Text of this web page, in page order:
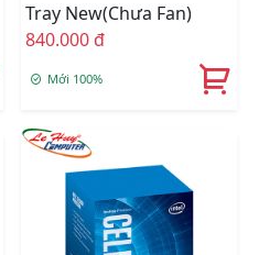
Tray New(Chưa Fan)
840.000 đ
Mới 100%